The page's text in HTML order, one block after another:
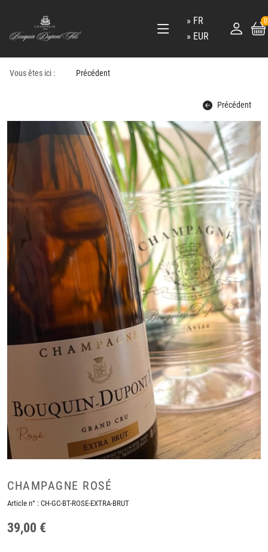
FR
EUR
0
Vous êtes ici : Précédent
Précédent
CHAMPAGNE ROSÉ
Article n° : CH-GC-BT-ROSE-EXTRA-BRUT
39,00 €